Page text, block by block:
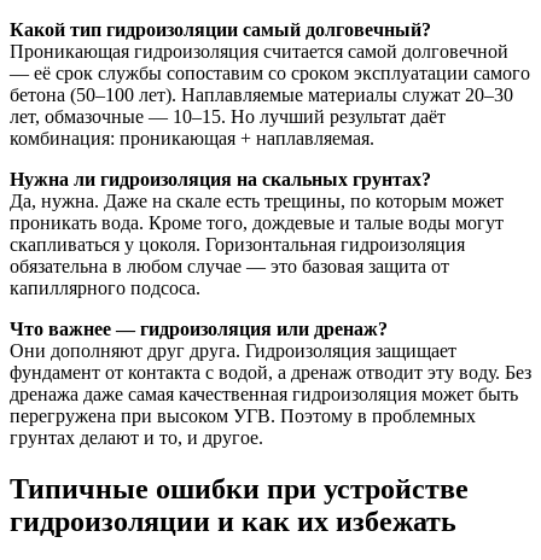
Какой тип гидроизоляции самый долговечный?
Проникающая гидроизоляция считается самой долговечной
— её срок службы сопоставим со сроком эксплуатации самого
бетона (50–100 лет). Наплавляемые материалы служат 20–30
лет, обмазочные — 10–15. Но лучший результат даёт
комбинация: проникающая + наплавляемая.
Нужна ли гидроизоляция на скальных грунтах?
Да, нужна. Даже на скале есть трещины, по которым может
проникать вода. Кроме того, дождевые и талые воды могут
скапливаться у цоколя. Горизонтальная гидроизоляция
обязательна в любом случае — это базовая защита от
капиллярного подсоса.
Что важнее — гидроизоляция или дренаж?
Они дополняют друг друга. Гидроизоляция защищает
фундамент от контакта с водой, а дренаж отводит эту воду. Без
дренажа даже самая качественная гидроизоляция может быть
перегружена при высоком УГВ. Поэтому в проблемных
грунтах делают и то, и другое.
Типичные ошибки при устройстве
гидроизоляции и как их избежать